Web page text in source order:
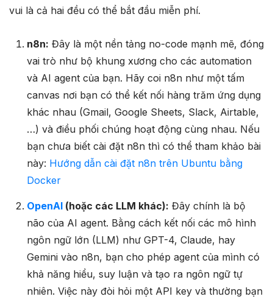
vui là cả hai đều có thể bắt đầu miễn phí.
n8n: Đây là một nền tảng no-code mạnh mẽ, đóng
vai trò như bộ khung xương cho các automation
và AI agent của bạn. Hãy coi n8n như một tấm
canvas nơi bạn có thể kết nối hàng trăm ứng dụng
khác nhau (Gmail, Google Sheets, Slack, Airtable,
…) và điều phối chúng hoạt động cùng nhau. Nếu
bạn chưa biết cài đặt n8n thì có thể tham khảo bài
này: Hướng dẫn cài đặt n8n trên Ubuntu bằng
Docker
OpenAI(hoặc các LLM khác): Đây chính là bộ
não của AI agent. Bằng cách kết nối các mô hình
ngôn ngữ lớn (LLM) như GPT-4, Claude, hay
Gemini vào n8n, bạn cho phép agent của mình có
khả năng hiểu, suy luận và tạo ra ngôn ngữ tự
nhiên. Việc này đòi hỏi một API key và thường bạn